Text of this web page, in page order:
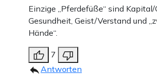
Einzige „Pferdefüße“ sind
Gesundheit, Geist/Verstand und
Hände“.
7
Antworten